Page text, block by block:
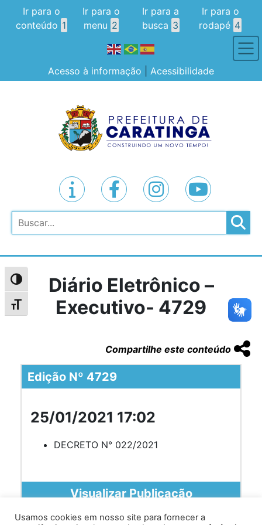
Alternar alto contraste
Alternar tamanho da fonte
Ir para o
conteúdo 1
Ir para o
menu 2
Ir para a
busca 3
Ir para o
rodapé 4
Acesso à informação Acessibilidade
Pesquisar
Diário Eletrônico –
Executivo- 4729
Compartilhe este conteúdo
Edição Nº 4729
25/01/2021 17:02
DECRETO N° 022/2021
Visualizar Publicação
Usamos cookies em nosso site para fornecer a